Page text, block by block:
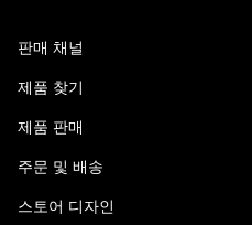
판매 채널
제품 찾기
제품 판매
주문 및 배송
스토어 디자인